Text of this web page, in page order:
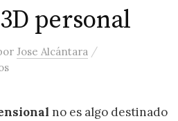
personal
Jose Alcántara /
en Impresora 3D personal
no es algo destinado